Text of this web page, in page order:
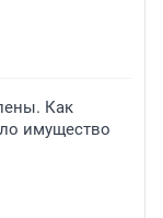
Как
имущество